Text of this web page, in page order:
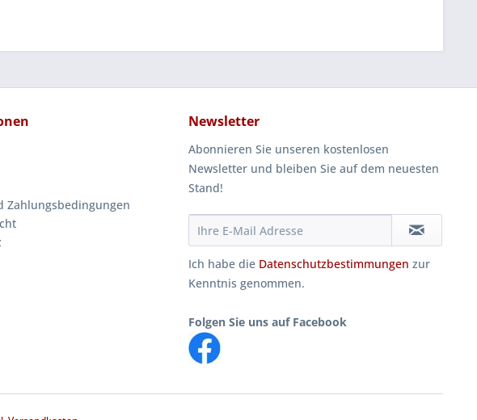
Zahlungsbedingungen
Newsletter
Abonnieren Sie unseren kostenlosen
Newsletter und bleiben Sie auf dem neuesten
Stand!
Ich habe die Datenschutzbestimmungen zur
Kenntnis genommen.
Folgen Sie uns auf Facebook